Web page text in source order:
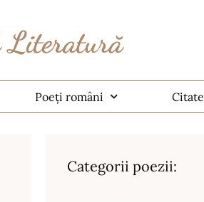
Poeți români Citate
Categorii poezii: